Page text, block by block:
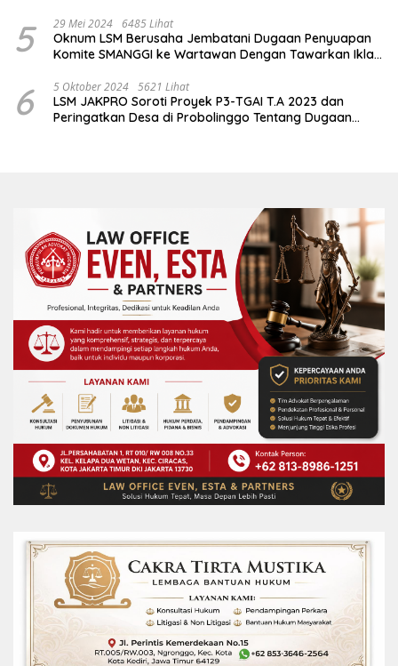
5 29 Mei 2024 6485 Lihat
Oknum LSM Berusaha Jembatani Dugaan Penyuapan
Komite SMANGGI ke Wartawan Dengan Tawarkan Iklan
6 5 Oktober 2024 5621 Lihat
LSM JAKPRO Soroti Proyek P3-TGAI T.A 2023 dan
Peringatkan Desa di Probolinggo Tentang Dugaan